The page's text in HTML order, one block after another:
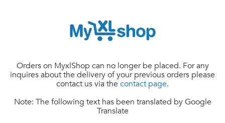
Orders on MyxlShop can no longer be placed. For any
inquires about the delivery of your previous orders please
contact us via the contact page.
Note: The following text has been translated by Google
Translate